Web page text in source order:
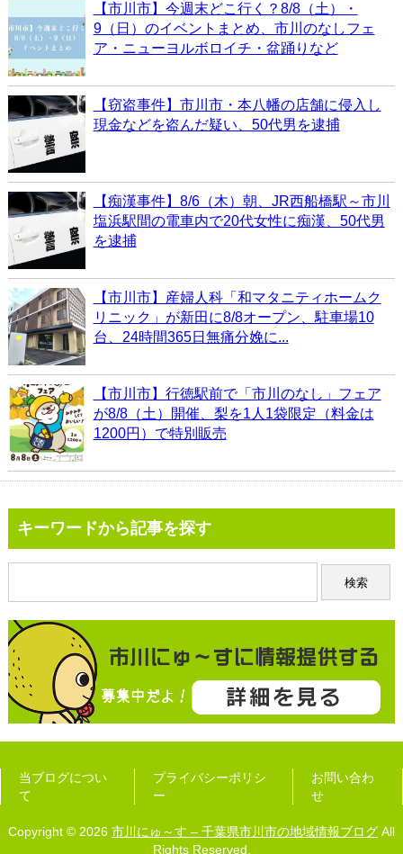
【市川市】今週末どこ行く？8/8（土）・
9（日）のイベントまとめ、市川のなしフェ
ア・ニューヨルボロイチ・盆踊りなど
【窃盗事件】市川市・本八幡の店舗に侵入し
現金などを盗んだ疑い、50代男を逮捕
【痴漢事件】8/6（木）朝、JR西船橋駅～市川
塩浜駅間の電車内で20代女性に痴漢、50代男
を逮捕
【市川市】産婦人科「和マタニティホームク
リニック」が新田に8/8オープン、駐車場10
台、24時間365日無痛分娩に...
【市川市】行徳駅前で「市川のなし」フェア
が8/8（土）開催、梨を1人1袋限定（料金は
1200円）で特別販売
キーワードから記事を探す
当ブログについ
て
プライバシーポリシ
ー
お問い合わ
せ
Copyright © 2026 市川にゅ～す – 千葉県市川市の地域情報ブログ All
Rights Reserved.